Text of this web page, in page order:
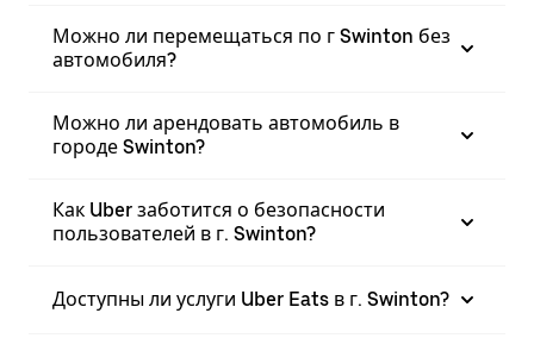
Можно ли перемещаться по г Swinton без
автомобиля?
Можно ли арендовать автомобиль в
городе Swinton?
Как Uber заботится о безопасности
пользователей в г. Swinton?
Доступны ли услуги Uber Eats в г. Swinton?